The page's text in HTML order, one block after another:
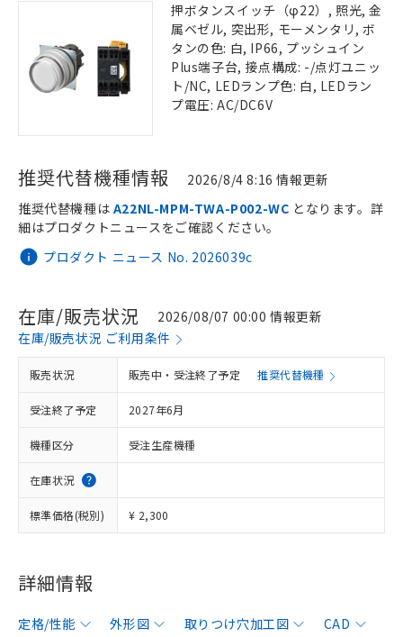
押ボタンスイッチ（φ22）, 照光, 金
属ベゼル, 突出形, モーメンタリ, ボ
タンの色: 白, IP66, プッシュイン
Plus端子台, 接点構成: -/点灯ユニッ
ト/NC, LEDランプ色: 白, LEDラン
プ電圧: AC/DC6V
推奨代替機種情報 2026/8/4 8:16 情報更新
プロダクト ニュース No. 2026039c
推奨代替機種は A22NL-MPM-TWA-P002-WC となります。詳
細はプロダクトニュースをご確認ください。
在庫/販売状況
2026/08/07 00:00 情報更新
在庫/販売状況 ご利用条件
販売状況 販売中・受注終了予定 推奨代替機種
受注終了予定 2027年6月
機種区分 受注生産機種
在庫状況
標準価格(税別) ¥ 2,300
詳細情報
定格/性能 外形図 取りつけ穴加工図
CAD